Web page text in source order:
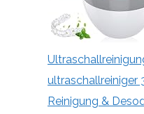
ultraschallreiniger
Reinigung &